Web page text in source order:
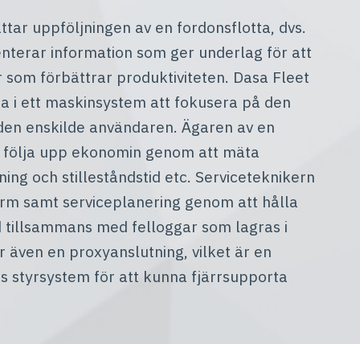
uppföljningen av en fordonsflotta, dvs.
information som ger underlag för att
förbättrar produktiviteten. Dasa Fleet
i ett maskinsystem att fokusera på den
enskilde användaren. Ägaren av en
upp ekonomin genom att mäta
och stilleståndstid etc. Serviceteknikern
samt serviceplanering genom att hålla
med felloggar som lagras i
även en proxyanslutning, vilket är en
styrsystem för att kunna fjärrsupporta